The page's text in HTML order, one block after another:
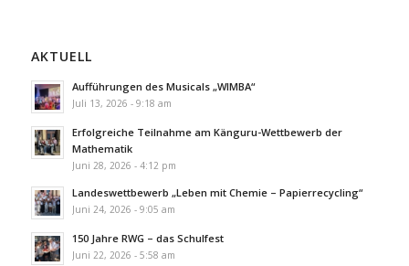
AKTUELL
Aufführungen des Musicals „WIMBA“
Juli 13, 2026 - 9:18 am
Erfolgreiche Teilnahme am Känguru-Wettbewerb der
Mathematik
Juni 28, 2026 - 4:12 pm
Landeswettbewerb „Leben mit Chemie – Papierrecycling“
Juni 24, 2026 - 9:05 am
150 Jahre RWG – das Schulfest
Juni 22, 2026 - 5:58 am